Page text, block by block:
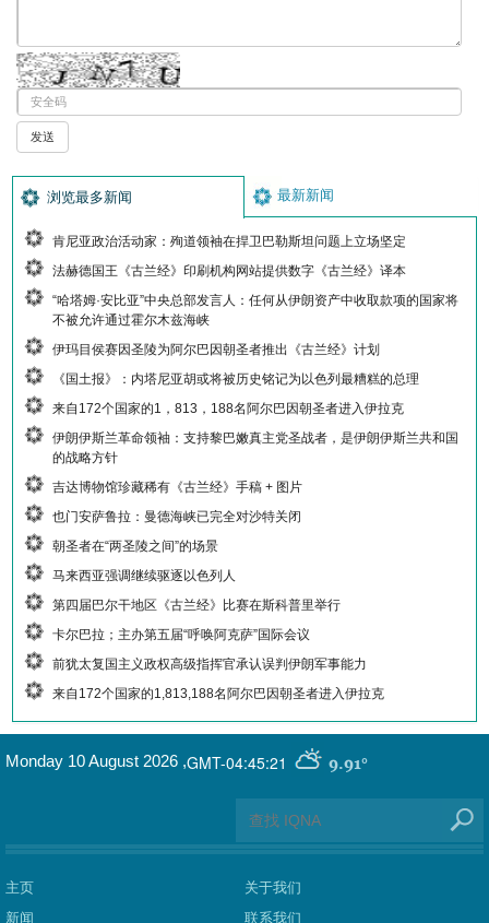
浏览最多新闻 最新新闻
肯尼亚政治活动家：殉道领袖在捍卫巴勒斯坦问题上立场坚定
法赫德国王《古兰经》印刷机构网站提供数字《古兰经》译本
“哈塔姆·安比亚”中央总部发言人：任何从伊朗资产中收取款项的国家将
不被允许通过霍尔木兹海峡
伊玛目侯赛因圣陵为阿尔巴因朝圣者推出《古兰经》计划
《国土报》：内塔尼亚胡或将被历史铭记为以色列最糟糕的总理
来自172个国家的1，813，188名阿尔巴因朝圣者进入伊拉克
伊朗伊斯兰革命领袖：支持黎巴嫩真主党圣战者，是伊朗伊斯兰共和国
的战略方针
吉达博物馆珍藏稀有《古兰经》手稿 + 图片
也门安萨鲁拉：曼德海峡已完全对沙特关闭
朝圣者在“两圣陵之间”的场景
马来西亚强调继续驱逐以色列人
第四届巴尔干地区《古兰经》比赛在斯科普里举行
卡尔巴拉；主办第五届“呼唤阿克萨”国际会议
前犹太复国主义政权高级指挥官承认误判伊朗军事能力
来自172个国家的1,813,188名阿尔巴因朝圣者进入伊拉克
GMT-04:45:21 9.91°
Monday 10 August 2026 ,
主页
新闻
关于我们
联系我们